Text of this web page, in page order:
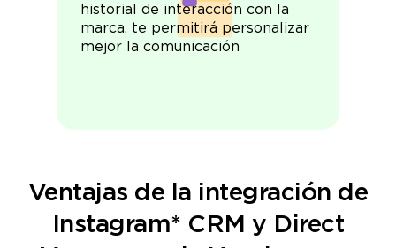
historial de interacción con la
marca, te permitirá personalizar
mejor la comunicación
Ventajas de la integración de
Instagram* CRM y Direct